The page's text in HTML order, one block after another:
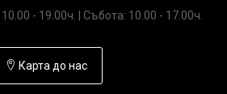
- 19.00ч. | Събота: 10.00 - 17.00ч.
Карта до нас